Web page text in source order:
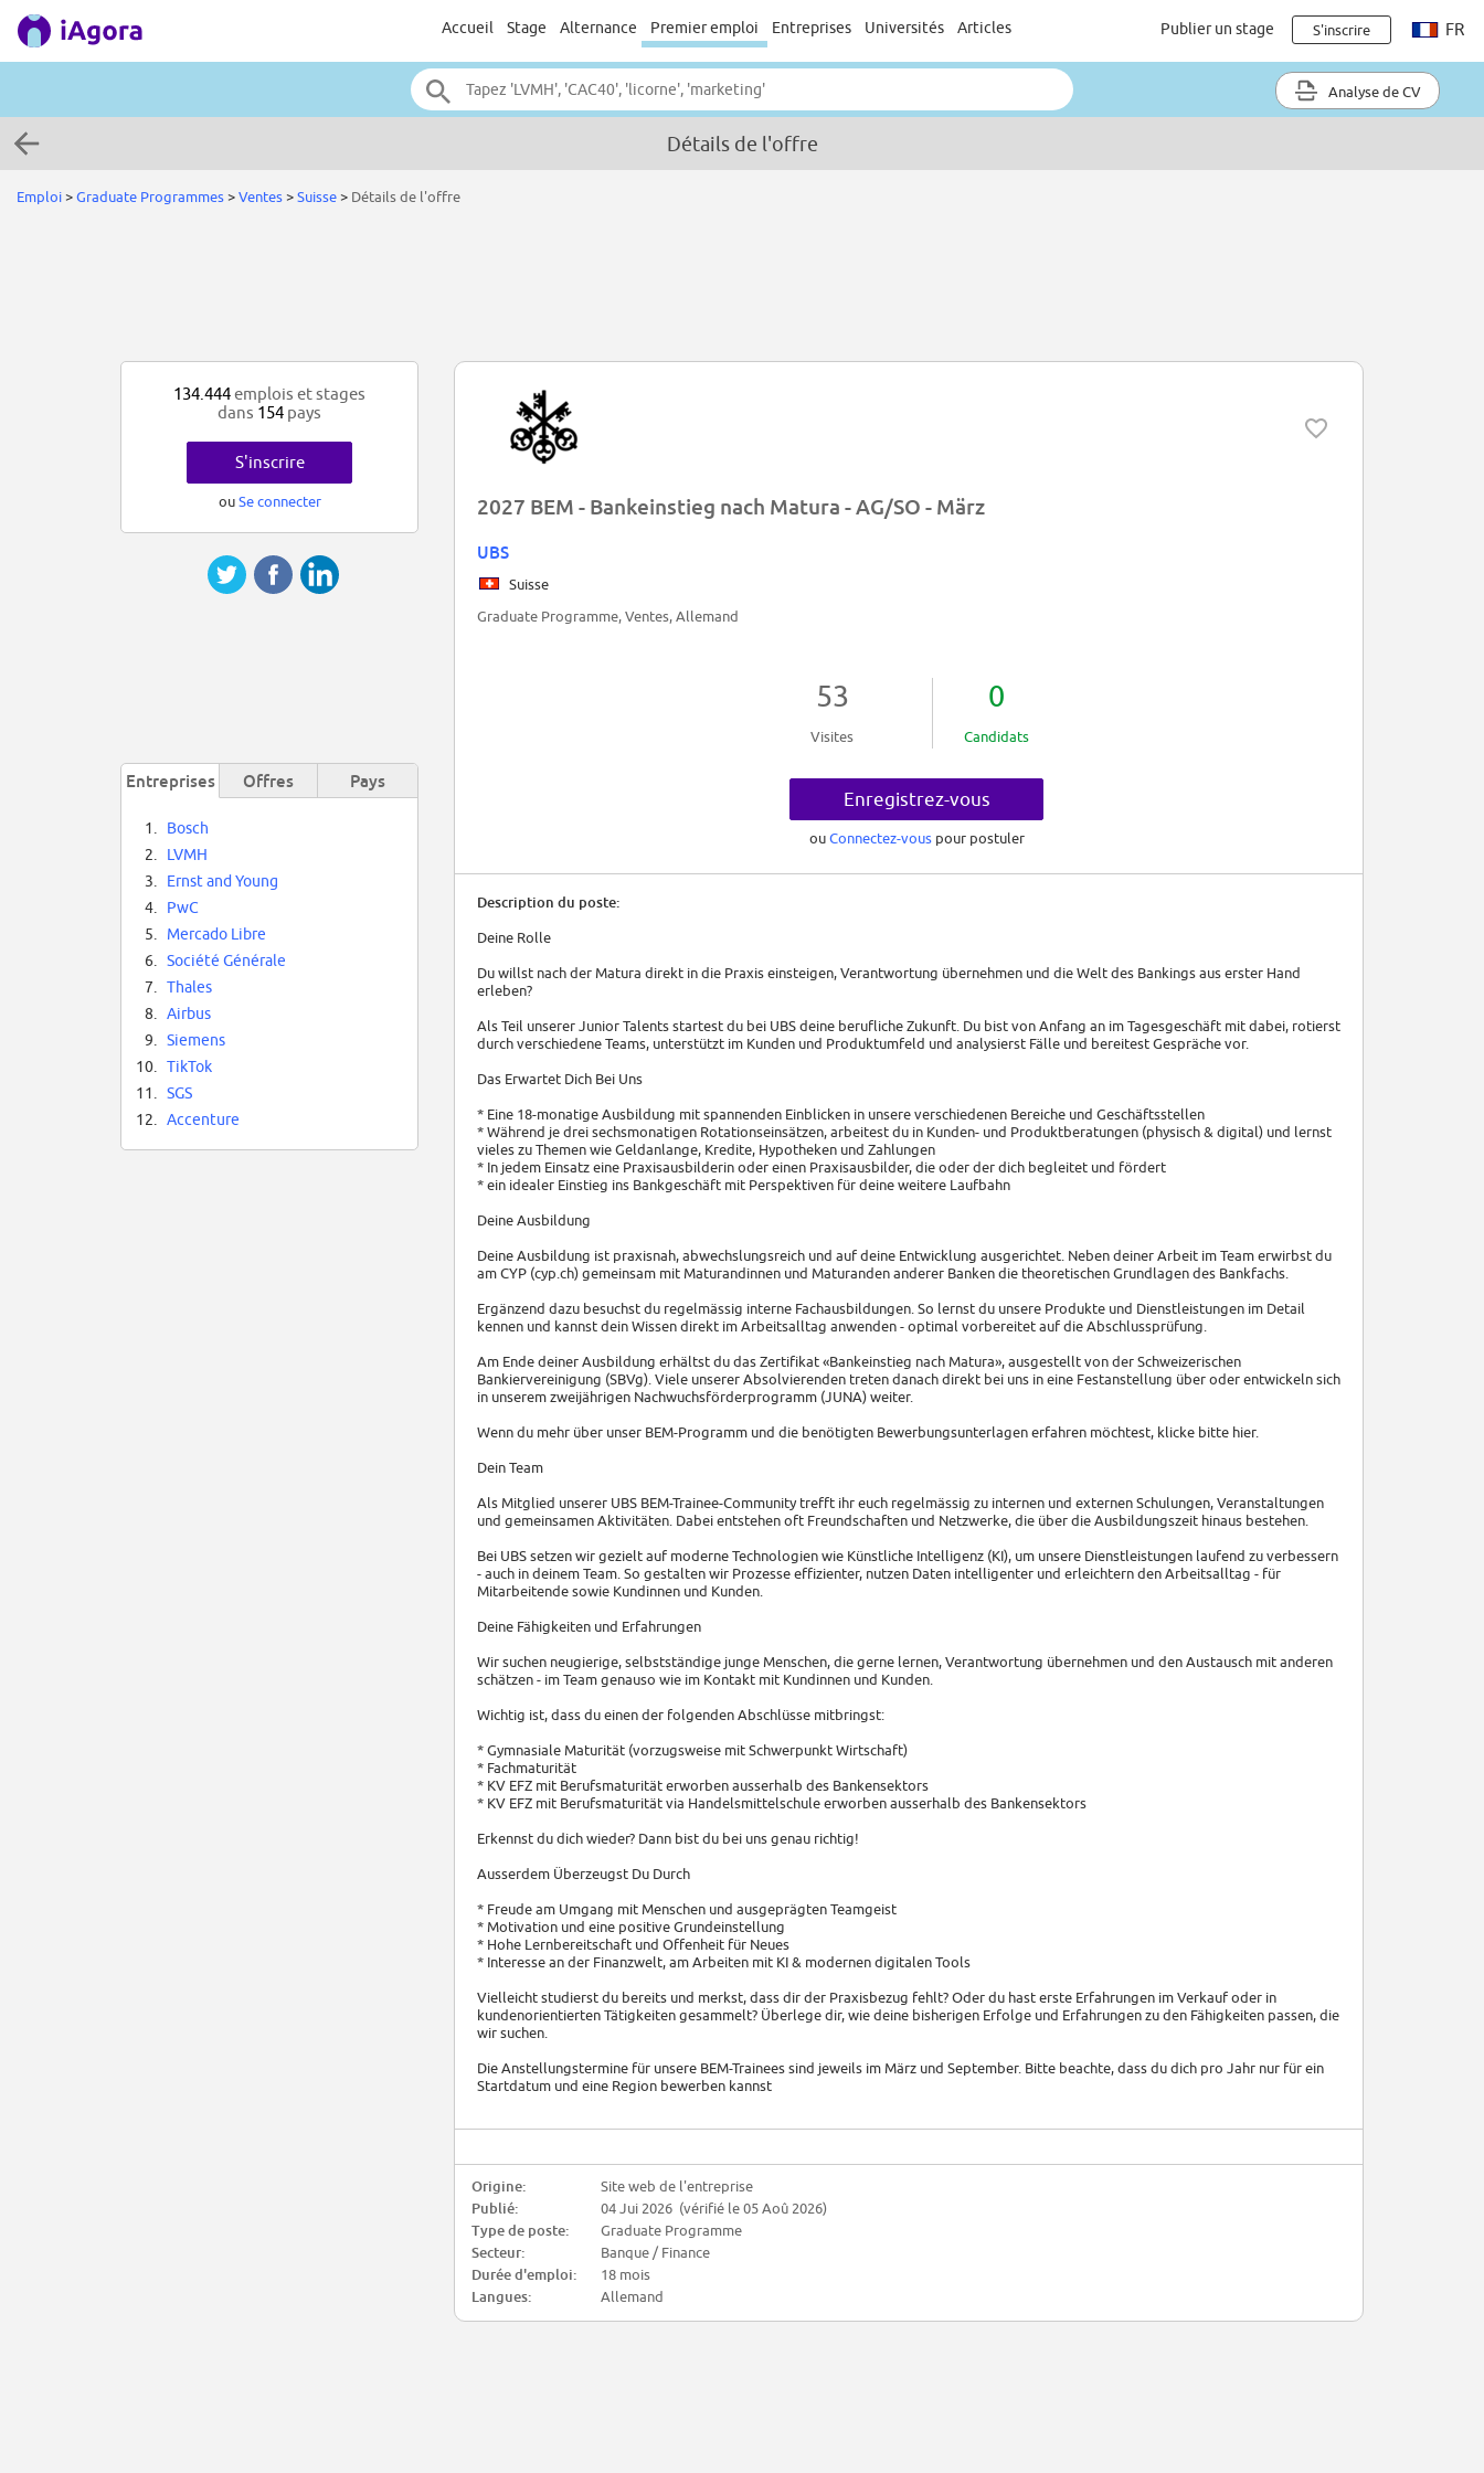
Accueil Stage Alternance Premier emploi Entreprises Universités Articles Publier un stage S'inscrire FR
Analyse de CV
Détails de l'offre
Emploi>Graduate Programmes>Ventes>Suisse> Détails de l'offre
2027 BEM - Bankeinstieg nach Matura - AG/SO - März
UBS
Suisse
Graduate Programme, Ventes, Allemand
53
Visites
0
Candidats
Enregistrez-vous
ouConnectez-vous pour postuler
Description du poste:
Deine Rolle
Du willst nach der Matura direkt in die Praxis einsteigen, Verantwortung übernehmen und die Welt des Bankings aus erster Hand
erleben?
Als Teil unserer Junior Talents startest du bei UBS deine berufliche Zukunft. Du bist von Anfang an im Tagesgeschäft mit dabei, rotierst
durch verschiedene Teams, unterstützt im Kunden und Produktumfeld und analysierst Fälle und bereitest Gespräche vor.
Das Erwartet Dich Bei Uns
* Eine 18-monatige Ausbildung mit spannenden Einblicken in unsere verschiedenen Bereiche und Geschäftsstellen
* Während je drei sechsmonatigen Rotationseinsätzen, arbeitest du in Kunden- und Produktberatungen (physisch & digital) und lernst
vieles zu Themen wie Geldanlange, Kredite, Hypotheken und Zahlungen
* In jedem Einsatz eine Praxisausbilderin oder einen Praxisausbilder, die oder der dich begleitet und fördert
* ein idealer Einstieg ins Bankgeschäft mit Perspektiven für deine weitere Laufbahn
Deine Ausbildung
Deine Ausbildung ist praxisnah, abwechslungsreich und auf deine Entwicklung ausgerichtet. Neben deiner Arbeit im Team erwirbst du
am CYP (cyp.ch) gemeinsam mit Maturandinnen und Maturanden anderer Banken die theoretischen Grundlagen des Bankfachs.
Ergänzend dazu besuchst du regelmässig interne Fachausbildungen. So lernst du unsere Produkte und Dienstleistungen im Detail
kennen und kannst dein Wissen direkt im Arbeitsalltag anwenden - optimal vorbereitet auf die Abschlussprüfung.
Am Ende deiner Ausbildung erhältst du das Zertifikat «Bankeinstieg nach Matura», ausgestellt von der Schweizerischen
Bankiervereinigung (SBVg). Viele unserer Absolvierenden treten danach direkt bei uns in eine Festanstellung über oder entwickeln sich
in unserem zweijährigen Nachwuchsförderprogramm (JUNA) weiter.
Wenn du mehr über unser BEM-Programm und die benötigten Bewerbungsunterlagen erfahren möchtest, klicke bitte hier.
Dein Team
Als Mitglied unserer UBS BEM-Trainee-Community trefft ihr euch regelmässig zu internen und externen Schulungen, Veranstaltungen
und gemeinsamen Aktivitäten. Dabei entstehen oft Freundschaften und Netzwerke, die über die Ausbildungszeit hinaus bestehen.
Bei UBS setzen wir gezielt auf moderne Technologien wie Künstliche Intelligenz (KI), um unsere Dienstleistungen laufend zu verbessern
- auch in deinem Team. So gestalten wir Prozesse effizienter, nutzen Daten intelligenter und erleichtern den Arbeitsalltag - für
Mitarbeitende sowie Kundinnen und Kunden.
Deine Fähigkeiten und Erfahrungen
Wir suchen neugierige, selbstständige junge Menschen, die gerne lernen, Verantwortung übernehmen und den Austausch mit anderen
schätzen - im Team genauso wie im Kontakt mit Kundinnen und Kunden.
Wichtig ist, dass du einen der folgenden Abschlüsse mitbringst:
* Gymnasiale Maturität (vorzugsweise mit Schwerpunkt Wirtschaft)
* Fachmaturität
* KV EFZ mit Berufsmaturität erworben ausserhalb des Bankensektors
* KV EFZ mit Berufsmaturität via Handelsmittelschule erworben ausserhalb des Bankensektors
Erkennst du dich wieder? Dann bist du bei uns genau richtig!
Ausserdem Überzeugst Du Durch
* Freude am Umgang mit Menschen und ausgeprägten Teamgeist
* Motivation und eine positive Grundeinstellung
* Hohe Lernbereitschaft und Offenheit für Neues
* Interesse an der Finanzwelt, am Arbeiten mit KI & modernen digitalen Tools
Vielleicht studierst du bereits und merkst, dass dir der Praxisbezug fehlt? Oder du hast erste Erfahrungen im Verkauf oder in
kundenorientierten Tätigkeiten gesammelt? Überlege dir, wie deine bisherigen Erfolge und Erfahrungen zu den Fähigkeiten passen, die
wir suchen.
Die Anstellungstermine für unsere BEM-Trainees sind jeweils im März und September. Bitte beachte, dass du dich pro Jahr nur für ein
Startdatum und eine Region bewerben kannst
Origine:
Site web de l'entreprise
Publié:
04 Jui 2026 (vérifié le 05 Aoû 2026)
Type de poste:
Graduate Programme
Secteur:
Banque / Finance
Durée d'emploi:
18 mois
Langues:
Allemand
134.444emplois et stages
dans 154 pays
S'inscrire
ouSe connecter
Entreprises Offres Pays
1.
Bosch
2.
LVMH
3.
Ernst and Young
4.
PwC
5.
Mercado Libre
6.
Société Générale
7.
Thales
8.
Airbus
9.
Siemens
10.
TikTok
11.
SGS
12.
Accenture